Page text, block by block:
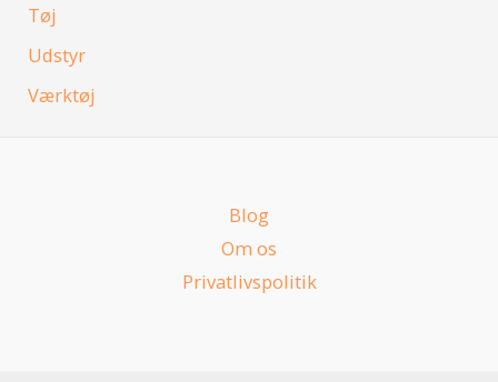
Tøj
Udstyr
Værktøj
Blog
Om os
Privatlivspolitik